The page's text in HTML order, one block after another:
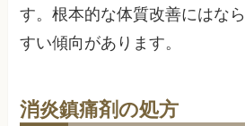
す。根本的な体質改善にはな
すい傾向があります。
消炎鎮痛剤の処方